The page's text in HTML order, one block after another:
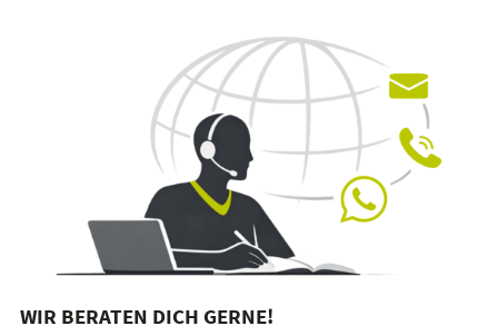
WIR BERATEN DICH GERNE!